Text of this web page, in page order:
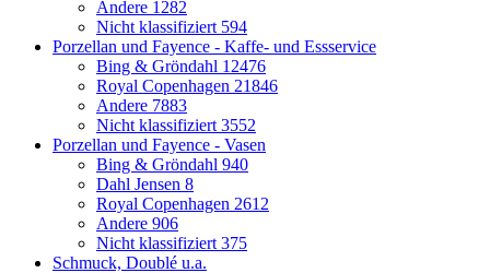
Andere 1282
Nicht klassifiziert 594
Porzellan und Fayence - Kaffe- und Essservice
Bing & Gröndahl 12476
Royal Copenhagen 21846
Andere 7883
Nicht klassifiziert 3552
Porzellan und Fayence - Vasen
Bing & Gröndahl 940
Dahl Jensen 8
Royal Copenhagen 2612
Andere 906
Nicht klassifiziert 375
Schmuck, Doublé u.a.